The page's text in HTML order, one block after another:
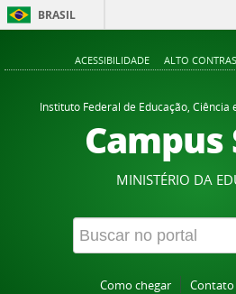
BRASIL
ACESSIBILIDADE ALTO
Instituto Federal de Educação, Ciência
Campus
MINISTÉRIO DA
Como chegar Contato